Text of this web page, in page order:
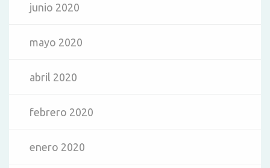
junio 2020
mayo 2020
abril 2020
febrero 2020
enero 2020